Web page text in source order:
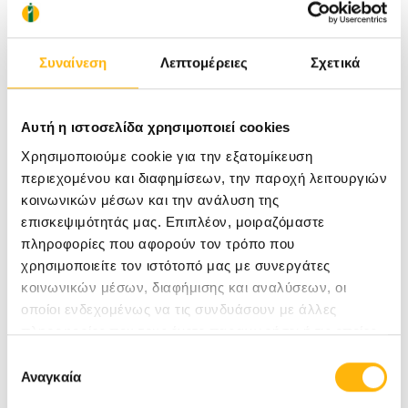
Συναίνεση Λεπτομέρειες Σχετικά
Αυτή η ιστοσελίδα χρησιμοποιεί cookies
Χρησιμοποιούμε cookie για την εξατομίκευση
περιεχομένου και διαφημίσεων, την παροχή λειτουργιών
κοινωνικών μέσων και την ανάλυση της
επισκεψιμότητάς μας. Επιπλέον, μοιραζόμαστε
πληροφορίες που αφορούν τον τρόπο που
χρησιμοποιείτε τον ιστότοπό μας με συνεργάτες
κοινωνικών μέσων, διαφήμισης και αναλύσεων, οι
οποίοι ενδεχομένως να τις συνδυάσουν με άλλες
πληροφορίες που τους έχετε παραχωρήσει ή τις οποίες
των υπηρεσιών τους.
συγκατάθεσης
Αναγκαία
Στα Γονιδιακά Νοσήματα-Γενετικοί δείκτες
Στον Γενετικό έλεγχο υπογονιμότητα &
καθ’έξιν αποβολών
Την ίδια στιγμή, παρέχεται η υπηρεσία «Δείκτες
Ευζωίας», που αφορά στην Προδιαθετική
Γονιδιωματική, δηλαδή στον προσδιορισμό
συγκεκριμένων «αλλαγών» (μεταλλάξεων) στο
DNA, που έχουν σχετιστεί με την εκδήλωση
επιθυμητών ή μη επιθυμητών χαρακτηριστικών
σε συγκεκριμένα βιολογικά συστήματα. Η έννοια
των εξετάσεων Προδιαθετικής Γονιδιωματικής
βασίζεται στον έγκαιρο εντοπισμό ατόμων-
φορέων μεταλλάξεων αυξημένου κινδύνου, ώστε